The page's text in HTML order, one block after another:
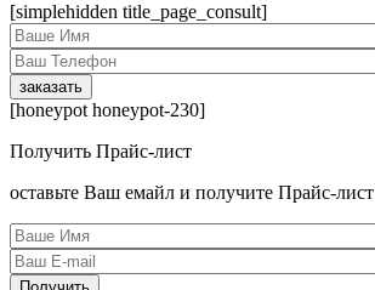
[simplehidden title_page_consult]
[honeypot honeypot-230]
Получить Прайс-лист
оcтавьте Ваш емайл и получите Прайс-лист